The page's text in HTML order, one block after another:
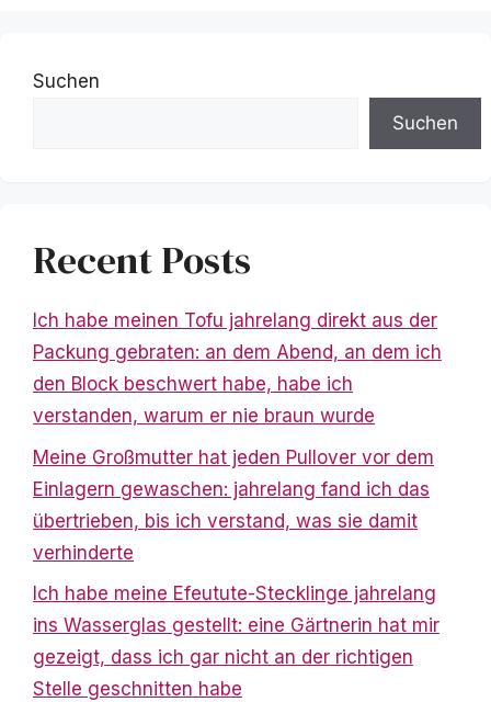
Suchen
Suchen
Recent Posts
Ich habe meinen Tofu jahrelang direkt aus der
Packung gebraten: an dem Abend, an dem ich
den Block beschwert habe, habe ich
verstanden, warum er nie braun wurde
Meine Großmutter hat jeden Pullover vor dem
Einlagern gewaschen: jahrelang fand ich das
übertrieben, bis ich verstand, was sie damit
verhinderte
Ich habe meine Efeutute-Stecklinge jahrelang
ins Wasserglas gestellt: eine Gärtnerin hat mir
gezeigt, dass ich gar nicht an der richtigen
Stelle geschnitten habe